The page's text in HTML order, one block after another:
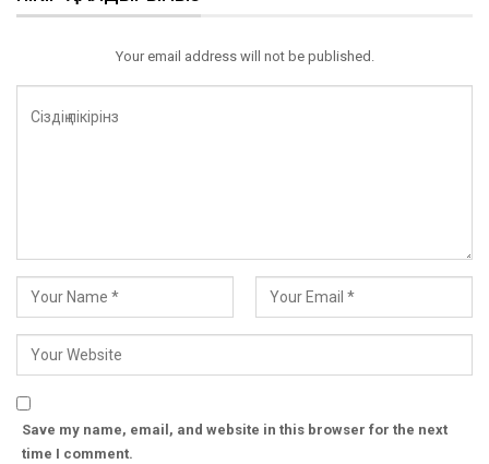
Your email address will not be published.
Save my name, email, and website in this browser for the next
time I comment.